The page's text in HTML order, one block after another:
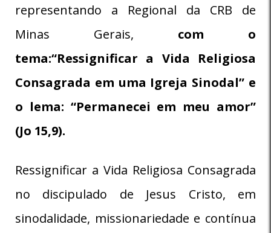
representando a Regional da CRB de
Minas Gerais, com o
tema:“Ressignificar a Vida Religiosa
Consagrada em uma Igreja Sinodal” e
o lema: “Permanecei em meu amor”
(Jo 15,9).
Ressignificar a Vida Religiosa Consagrada
no discipulado de Jesus Cristo, em
sinodalidade, missionariedade e contínua